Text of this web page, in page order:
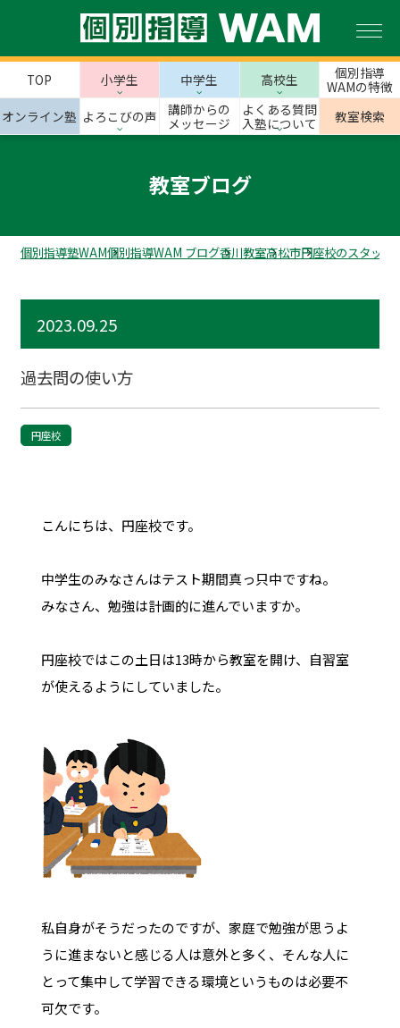
TOP 小学生 中学生 高校生
個別指導
WAMの特徴
オンライン塾 よろこびの声
講師からの
メッセージ
よくある質問
入塾について
教室検索
教室ブログ
個別指導塾WAM個別指導WAM ブログ香川教室高松市円座校のスタッフ
2023.09.25
過去問の使い方
円座校
こんにちは、円座校です。
中学生のみなさんはテスト期間真っ只中ですね。
みなさん、勉強は計画的に進んでいますか。
円座校ではこの土日は13時から教室を開け、自習室
が使えるようにしていました。
私自身がそうだったのですが、家庭で勉強が思うよ
うに進まないと感じる人は意外と多く、そんな人に
とって集中して学習できる環境というものは必要不
可欠です。